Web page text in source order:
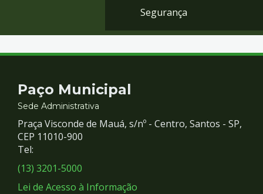
Segurança
Contato
e
Redes
Sociais
Paço Municipal
Sede Administrativa
Praça Visconde de Mauá, s/nº - Centro, Santos - SP,
CEP 11010-900
Tel:
(13) 3201-5000
Lei de Acesso à Informação